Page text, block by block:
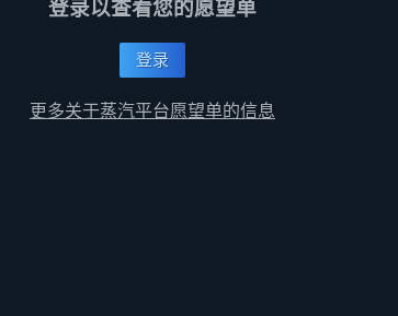
登录以查看您的愿望单
登录
更多关于蒸汽平台愿望单的信息